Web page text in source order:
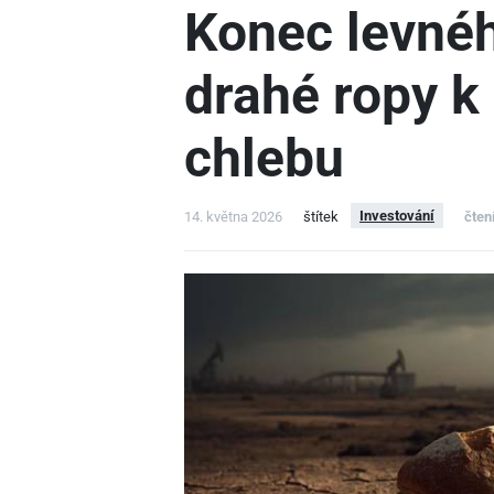
Konec
drahé ropy
chlebu
14. května 2026 štítek Investování